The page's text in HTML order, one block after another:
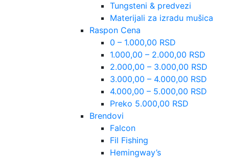
Tungsteni & predvezi
Materijali za izradu mušica
Raspon Cena
0 – 1.000,00 RSD
1.000,00 – 2.000,00 RSD
2.000,00 – 3.000,00 RSD
3.000,00 – 4.000,00 RSD
4.000,00 – 5.000,00 RSD
Preko 5.000,00 RSD
Brendovi
Falcon
Fil Fishing
Hemingway’s